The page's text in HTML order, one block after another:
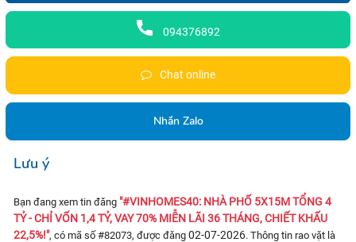
094376892
Chat online
Nhắn Zalo
Lưu ý
Bạn đang xem tin đăng "#VINHOMES40: NHÀ PHỐ 5X15M TỔNG 4
TỶ - CHỈ VỐN 1,4 TỶ, VAY 70% MIỄN LÃI 36 THÁNG, CHIẾT KHẤU
22,5%!", có mã số #82073, được đăng 02-07-2026. Thông tin rao vặt là